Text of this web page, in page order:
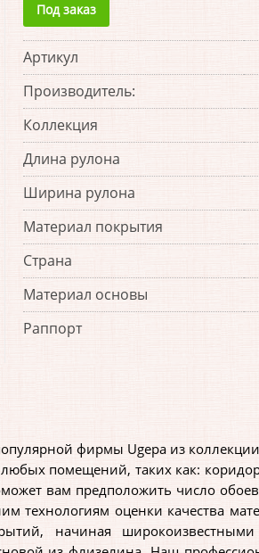
Под заказ
Артикул
Производитель:
Коллекция
Длина рулона
Ширина рулона
Материал покрытия
Страна
Материал основы
Раппорт
фирмы Ugepa из
помещений, таких как:
вам предположить число
технологиям оценки качества
начиная